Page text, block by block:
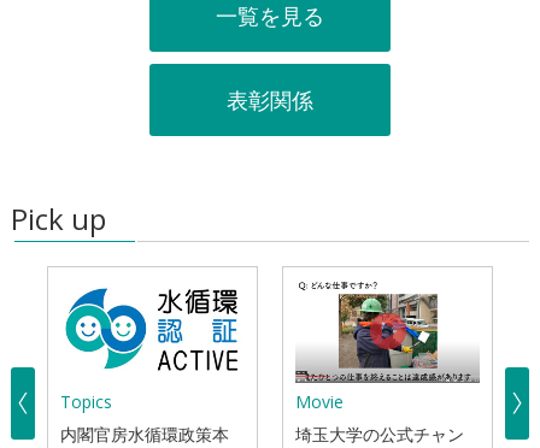
一覧を見る
表彰関係
Pick up
Topics
内閣官房水循環政策本
Movie
埼玉大学の公式チャン